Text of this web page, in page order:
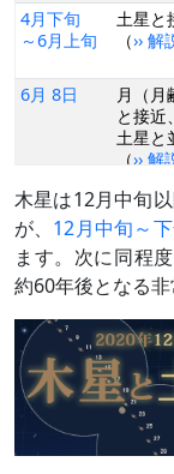
4月下旬
～6月上旬
土星と
（›› 解
6月 8日
月（月
と接近、
土星と
（›› 解
7月 5日
月（月
と接近
土星と
（›› 解説
7月14日
衝（し
8月 1日
月（月
と並ぶ
8月 2日
月（月
と並ぶ
8月29日
月（月
木星は12月中旬
が、 12月中旬～
ます。次に同程
約60年後となる非